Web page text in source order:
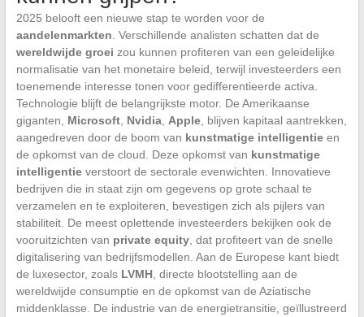
2025 belooft een nieuwe stap te worden voor de
aandelenmarkten . Verschillende analisten schatten dat de
wereldwijde groei zou kunnen profiteren van een geleidelijke
normalisatie van het monetaire beleid, terwijl investeerders een
toenemende interesse tonen voor gedifferentieerde activa.
Technologie blijft de belangrijkste motor. De Amerikaanse
giganten, Microsoft, Nvidia, Apple, blijven kapitaal aantrekken,
aangedreven door de boom van kunstmatige intelligentieen
de opkomst van de cloud. Deze opkomst van kunstmatige
intelligentieverstoort de sectorale evenwichten. Innovatieve
bedrijven die in staat zijn om gegevens op grote schaal te
verzamelen en te exploiteren, bevestigen zich als pijlers van
stabiliteit. De meest oplettende investeerders bekijken ook de
vooruitzichten van private equity, dat profiteert van de snelle
digitalisering van bedrijfsmodellen. Aan de Europese kant biedt
de luxesector, zoals LVMH, directe blootstelling aan de
wereldwijde consumptie en de opkomst van de Aziatische
middenklasse. De industrie van de energietransitie, geïllustreerd